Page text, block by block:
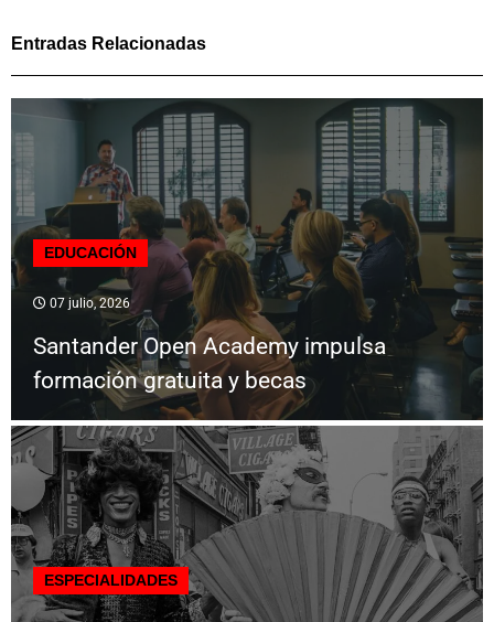
Entradas Relacionadas
EDUCACIÓN
07 julio, 2026
Santander Open Academy impulsa
formación gratuita y becas
ESPECIALIDADES